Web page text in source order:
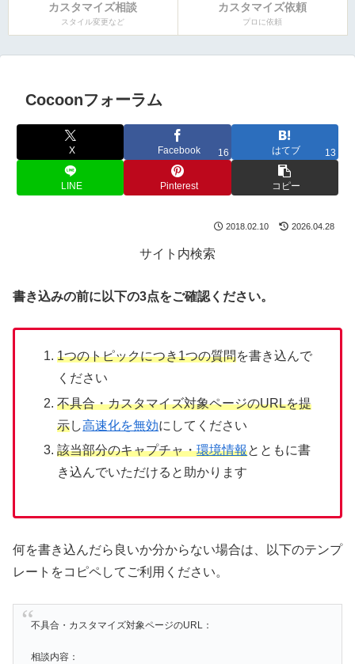
カスタマイズ相談
スタイル変更など
カスタマイズ依頼
プロに依頼
Cocoonフォーラム
X Facebook 16 はてブ 13
LINE Pinterest コピー
2018.02.10 2026.04.28
サイト内検索
書き込みの前に以下の3点をご確認ください。
1つのトピックにつき1つの質問を書き込んで
ください
不具合・カスタマイズ対象ページのURLを提
示し高速化を無効にしてください
該当部分のキャプチャ・環境情報とともに書
き込んでいただけると助かります
何を書き込んだら良いか分からない場合は、以下のテンプ
レートをコピペしてご利用ください。
不具合・カスタマイズ対象ページのURL：
相談内容：